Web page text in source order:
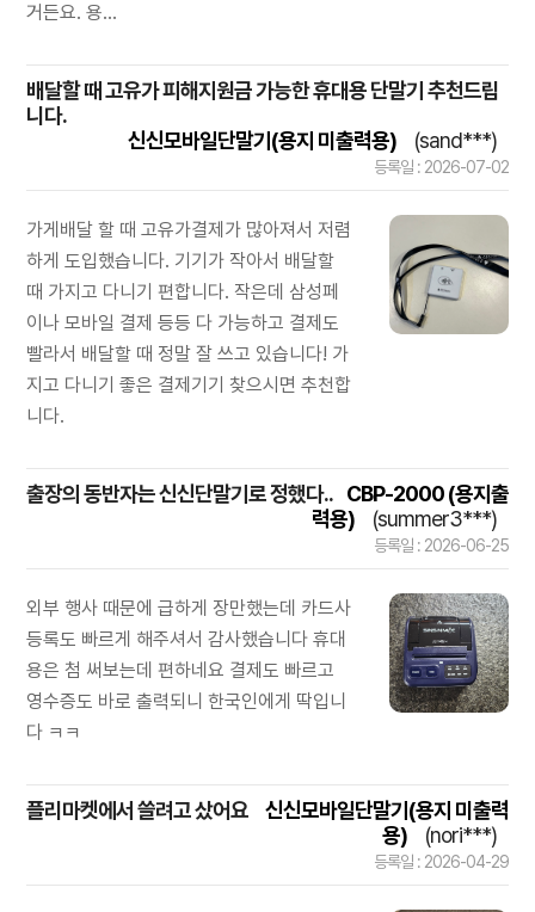
거든요. 용...
배달할 때 고유가 피해지원금 가능한 휴대용 단말기 추천드립
니다.
신신모바일단말기(용지 미출력용)
(sand***)
등록일 : 2026-07-02
가게배달 할 때 고유가결제가 많아져서 저렴
하게 도입했습니다. 기기가 작아서 배달할
때 가지고 다니기 편합니다. 작은데 삼성페
이나 모바일 결제 등등 다 가능하고 결제도
빨라서 배달할 때 정말 잘 쓰고 있습니다! 가
지고 다니기 좋은 결제기기 찾으시면 추천합
니다.
출장의 동반자는 신신단말기로 정했다.. CBP-2000 (용지출
력용)
(summer3***)
등록일 : 2026-06-25
외부 행사 때문에 급하게 장만했는데 카드사
등록도 빠르게 해주셔서 감사했습니다 휴대
용은 첨 써보는데 편하네요 결제도 빠르고
영수증도 바로 출력되니 한국인에게 딱입니
다 ㅋㅋ
플리마켓에서 쓸려고 샀어요
신신모바일단말기(용지 미출력
용)
(nori***)
등록일 : 2026-04-29